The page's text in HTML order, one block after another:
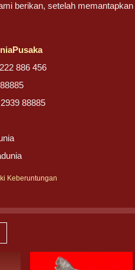
berikan, setelah
886 456
88885
Keberuntungan